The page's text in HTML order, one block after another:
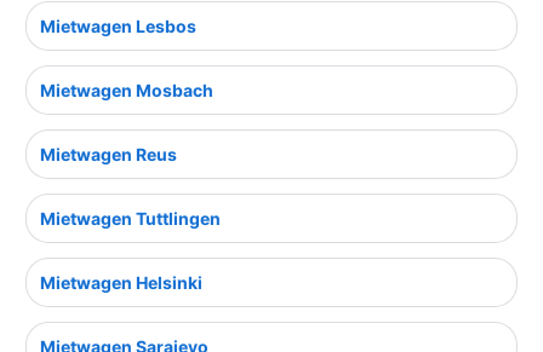
Mietwagen Lesbos
Mietwagen Mosbach
Mietwagen Reus
Mietwagen Tuttlingen
Mietwagen Helsinki
Mietwagen Sarajevo